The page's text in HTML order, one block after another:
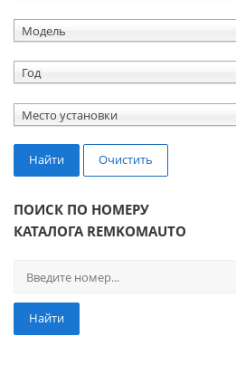
Модель
Год
Место установки
Найти Очистить
ПОИСК ПО НОМЕРУ
КАТАЛОГА REMKOMAUTO
Найти